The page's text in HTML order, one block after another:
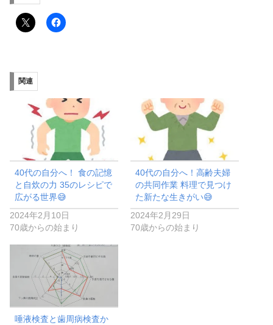
関連
40代の自分へ！ 食の記憶
と自炊の力 35のレシピで
広がる世界😅
2024年2月10日
70歳からの始まり
40代の自分へ！高齢夫婦
の共同作業 料理で見つけ
た新たな生きがい😅
2024年2月29日
70歳からの始まり
唾液検査と歯周病検査か